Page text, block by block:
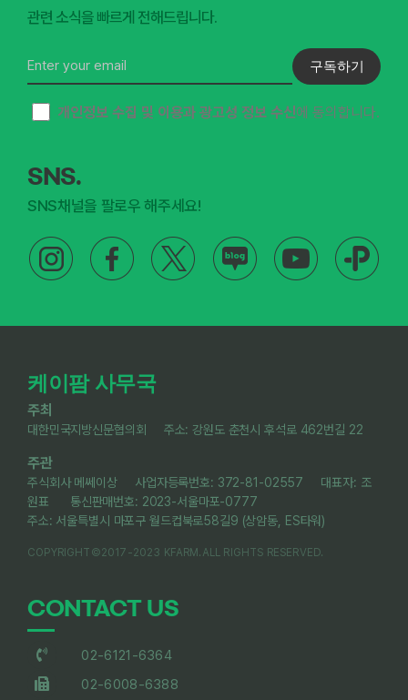
관련 소식을 빠르게 전해드립니다.
구독하기
개인정보 수집 및 이용과 광고성 정보 수신에 동의합니다.
SNS.
SNS채널을 팔로우 해주세요!
케이팜 사무국
주최
대한민국지방신문협의회 주소: 강원도 춘천시 후석로 462번길 22
주관
주식회사 메쎄이상 사업자등록번호: 372-81-02557 대표자: 조
원표 통신판매번호: 2023-서울마포-0777
주소: 서울특별시 마포구 월드컵북로58길9 (상암동, ES타워)
COPYRIGHT©2017-2023 KFARM.ALL RIGHTS RESERVED.
CONTACT US
02-6121-6364
02-6008-6388